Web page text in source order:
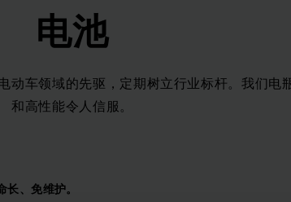
电池
动车领域的先驱，定期树立行业标杆。我们电
和高性能令人信服。
、免维护。